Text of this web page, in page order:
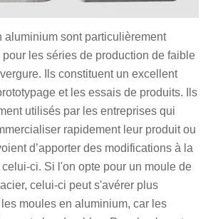
aluminium sont particulièrement
pour les séries de production de faible
Ils constituent un excellent
et les essais de produits. Ils
utilisés par les entreprises qui
rapidement leur produit ou
d’apporter des modifications à la
ci. Si l'on opte pour un moule de
celui-ci peut s'avérer plus
moules en aluminium, car les